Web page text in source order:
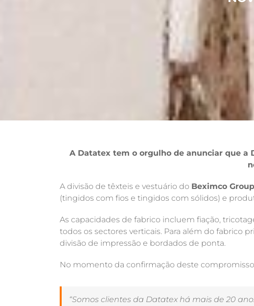
A Datatex tem o orgulho de anunciar que a
A divisão de têxteis e vestuário do Beximco Group
(tingidos com fios e tingidos com sólidos) e
As capacidades de fabrico incluem fiação,
todos os sectores verticais. Para além do fabrico
divisão de impressão e bordados de ponta.
No momento da confirmação deste
“Somos clientes da Datatex há mais de 20